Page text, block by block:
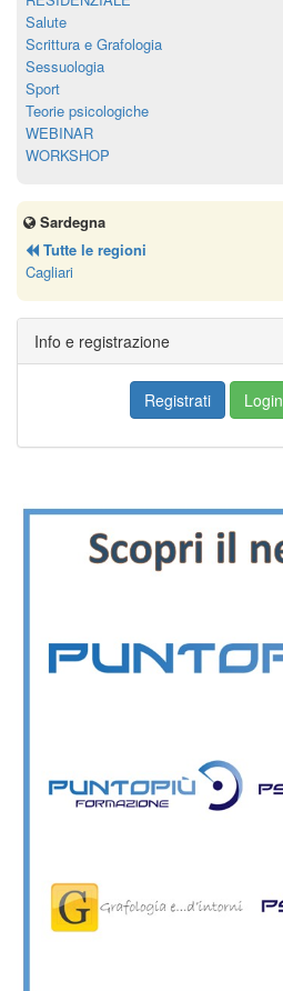
Salute
Scrittura e Grafologia
Sessuologia
Sport
Teorie psicologiche
WEBINAR
WORKSHOP
Sardegna
Tutte le regioni
Cagliari
Info e registrazione
Registrati Login